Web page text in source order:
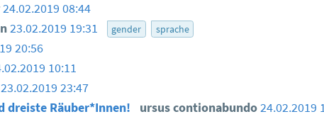
24.02.2019 08:44
23.02.2019 19:31 gender sprache
20:56
10:11
23.02.2019 23:47
dreiste Räuber*Innen! ursus contionabundo24.02.2019